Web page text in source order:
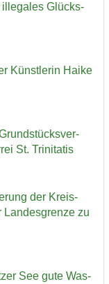
il­le­ga­les Glücks­
Künst­le­rin Haike
St. Tri­ni­ta­tis
der Kreis­
Lan­des­gren­ze zu
See gute Was­